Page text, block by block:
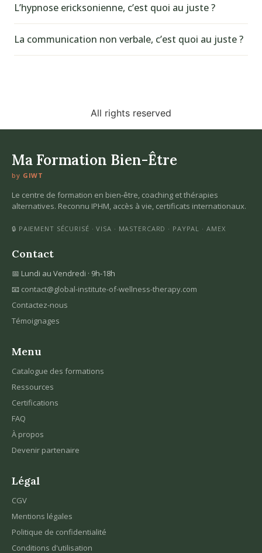
L’hypnose ericksonienne, c’est quoi au juste ?
La communication non verbale, c’est quoi au juste ?
All rights reserved
Ma Formation Bien-Être
by GIWT
Le centre de formation en bien-être, coaching et thérapies
alternatives. Reconnu IPHM, accès à vie, certificats internationaux.
🔒 PAIEMENT SÉCURISÉ · VISA · MASTERCARD · PAYPAL · AMEX
Contact
📅 Lundi au Vendredi · 9h-18h
📧 contact@global-institute-of-wellness-therapy.com
Contactez-nous
Témoignages
Menu
Catalogue des formations
Ressources
Certifications
FAQ
À propos
Devenir partenaire
Légal
CGV
Mentions légales
Politique de confidentialité
Conditions d'utilisation